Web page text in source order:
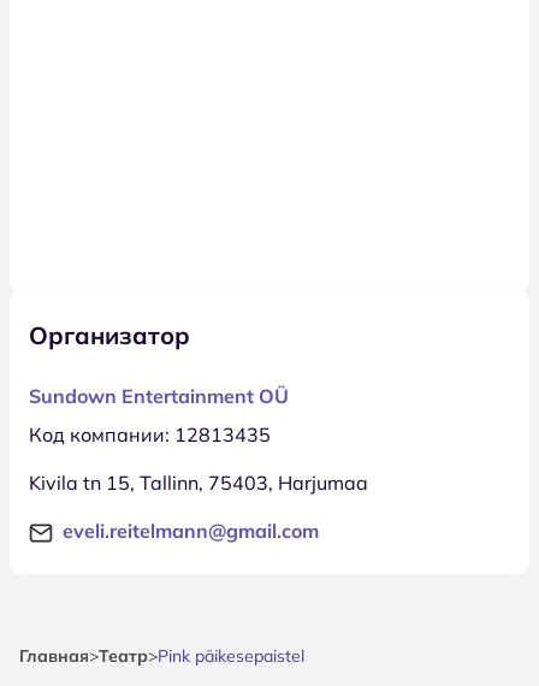
Организатор
Sundown Entertainment OÜ
Код компании: 12813435
Kivila tn 15, Tallinn, 75403, Harjumaa
eveli.reitelmann@gmail.com
Главная>Театр>Pink päikesepaistel